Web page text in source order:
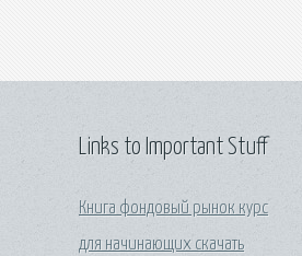
Links to Important Stuff
Книга фондовый рынок курс
для начинающих скачать